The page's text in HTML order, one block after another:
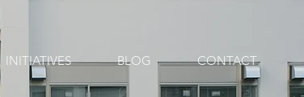
INITIATIVES BLOG CONTACT